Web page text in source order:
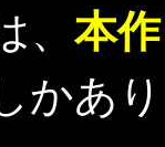
、本
かあ